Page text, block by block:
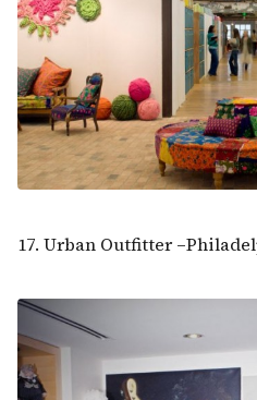
17. Urban Outfitter